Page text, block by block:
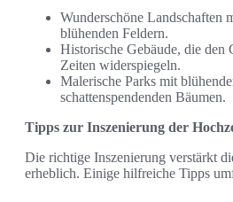
Wunderschöne Landschaften
blühenden Feldern.
Historische Gebäude, die den
Zeiten widerspiegeln.
Malerische Parks mit
schattenspendenden Bäumen.
Tipps zur Inszenierung der
Die richtige Inszenierung verstärkt
erheblich. Einige hilfreiche Tipps